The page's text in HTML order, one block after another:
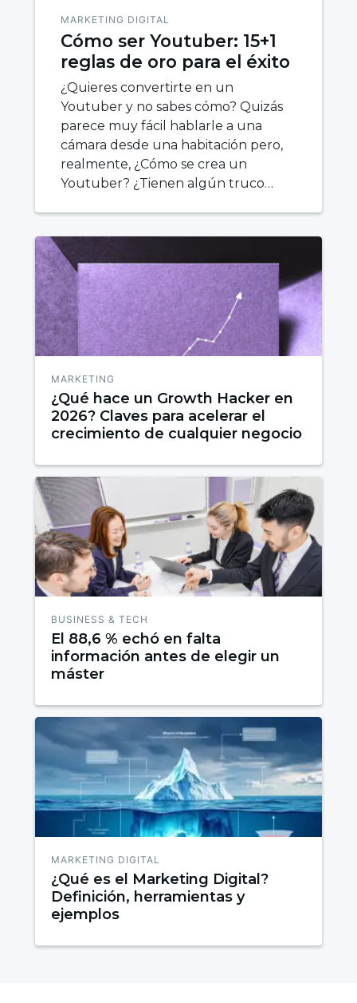
MARKETING DIGITAL
Cómo ser Youtuber: 15+1
reglas de oro para el éxito
¿Quieres convertirte en un
Youtuber y no sabes cómo? Quizás
parece muy fácil hablarle a una
cámara desde una habitación pero,
realmente, ¿Cómo se crea un
Youtuber? ¿Tienen algún truco…
MARKETING
¿Qué hace un Growth Hacker en
2026? Claves para acelerar el
crecimiento de cualquier negocio
BUSINESS & TECH
El 88,6 % echó en falta
información antes de elegir un
máster
MARKETING DIGITAL
¿Qué es el Marketing Digital?
Definición, herramientas y
ejemplos